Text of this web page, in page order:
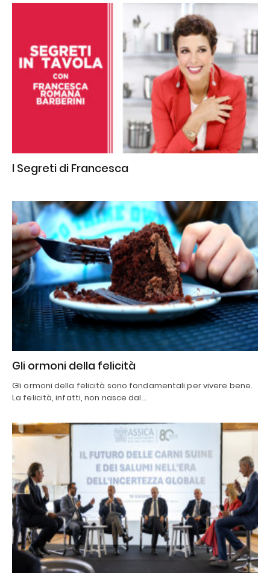
I Segreti di Francesca
Gli ormoni della felicità
Gli ormoni della felicità sono fondamentali per vivere bene.
La felicità, infatti, non nasce dal…